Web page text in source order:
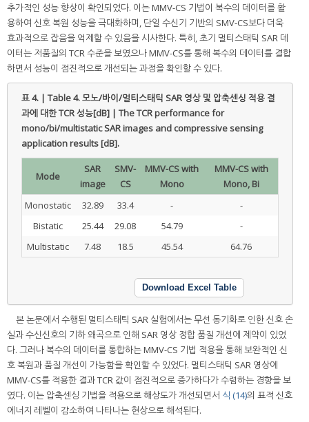
추가적인 성능 향상이 확인되었다. 이는 MMV-CS 기법이 복수의 데이터를 활
용하여 신호 복원 성능을 극대화하며, 단일 수신기 기반의 SMV-CS보다 더욱
효과적으로 잡음을 억제할 수 있음을 시사한다. 특히, 초기 멀티스태틱 SAR 데
이터는 저품질의 TCR 수준을 보였으나 MMV-CS를 통해 복수의 데이터를 결합
하면서 성능이 점진적으로 개선되는 과정을 확인할 수 있다.
표 4. | Table 4.모노/바이/멀티스태틱 SAR 영상 및 압축센싱 적용 결
과에 대한 TCR 성능[dB] | The TCR performance for
mono/bi/multistatic SAR images and compressive sensing
application results [dB].
Mode
SAR
image
SMV-
CS
MMV-CS with
Mono
MMV-CS with
Mono, Bi
Monostatic
32.89 33.4 -
-
Bistatic
25.44 29.08 54.79
-
Multistatic
7.48 18.5 45.54 64.76
Download Excel Table
본 논문에서 수행된 멀티스태틱 SAR 실험에서는 무선 동기화로 인한 신호 손
실과 수신신호의 기하 왜곡으로 인해 SAR 영상 정합 품질 개선에 제약이 있었
다. 그러나 복수의 데이터를 통합하는 MMV-CS 기법 적용을 통해 보완적인 신
호 복원과 품질 개선이 가능함을 확인할 수 있었다. 멀티스태틱 SAR 영상에
MMV-CS를 적용한 결과 TCR 값이 점진적으로 증가하다가 수렴하는 경향을 보
였다. 이는 압축센싱 기법을 적용으로 해상도가 개선되면서 식 (14)의 표적 신호
에너지 레벨이 감소하여 나타나는 현상으로 해석된다.